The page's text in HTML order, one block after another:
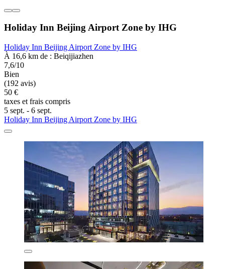
Holiday Inn Beijing Airport Zone by IHG
Holiday Inn Beijing Airport Zone by IHG
À 16,6 km de : Beiqijiazhen
7,6/10
Bien
(192 avis)
50 €
taxes et frais compris
5 sept. - 6 sept.
Holiday Inn Beijing Airport Zone by IHG